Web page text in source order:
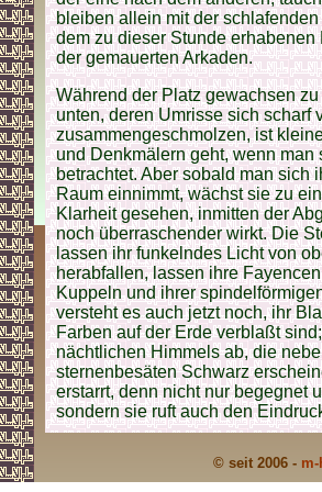
bleiben allein mit der
dem zu dieser Stunde
der gemauerten Arkaden.
Während der Platz gewachsen
unten, deren Umrisse sich scharf
zusammengeschmolzen, ist
und Denkmälern geht, wenn
betrachtet. Aber sobald man sich
Raum einnimmt, wächst sie zu
Klarheit gesehen, inmitten der
noch überraschender wirkt. Die
lassen ihr funkelndes Licht von
herabfallen, lassen ihre
Kuppeln und ihrer
versteht es auch jetzt noch, ihr
Farben auf der Erde verblaßt
nächtlichen Himmels ab, die
sternenbesäten Schwarz
erstarrt, denn nicht nur begegnet
sondern sie ruft auch den
© seit 2006 -